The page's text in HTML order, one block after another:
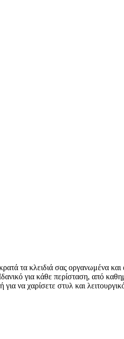
τα κλειδιά σας οργανωμένα
για κάθε περίσταση, από
να χαρίσετε στυλ και